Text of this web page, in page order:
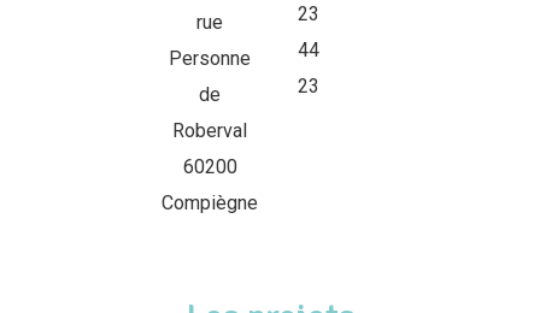
rue
Personne
de
Roberval
60200
Compiègne
23
44
23